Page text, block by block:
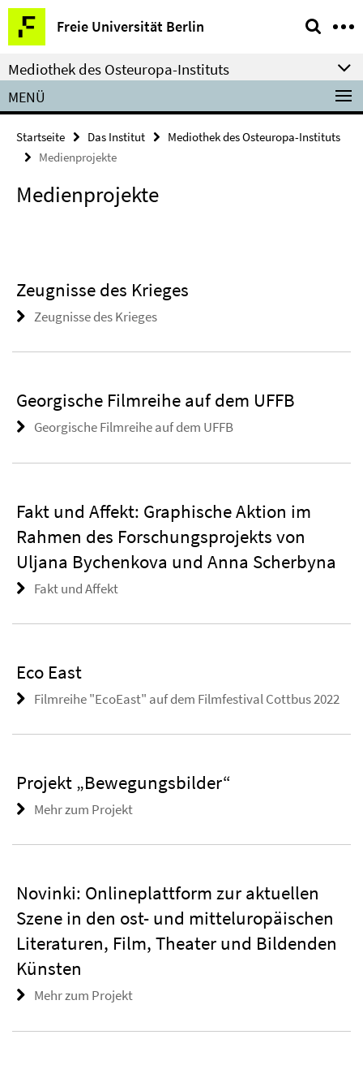
Springe
direkt
zu
Inhalt
Freie Universität Berlin
Service-
Navigation
Mediothek des Osteuropa-Instituts
MENÜ
Startseite Das Institut
Mediothek des Osteuropa-Instituts
Medienprojekte
Medienprojekte
Zeugnisse des Krieges
Zeugnisse des Krieges
Georgische Filmreihe auf dem UFFB
Georgische Filmreihe auf dem UFFB
Fakt und Affekt: Graphische Aktion im
Rahmen des Forschungsprojekts von
Uljana Bychenkova und Anna Scherbyna
Fakt und Affekt
Eco East
Filmreihe "EcoEast" auf dem Filmfestival Cottbus 2022
Projekt „Bewegungsbilder“
Mehr zum Projekt
Novinki: Onlineplattform zur aktuellen
Szene in den ost- und mitteluropäischen
Literaturen, Film, Theater und Bildenden
Künsten
Mehr zum Projekt